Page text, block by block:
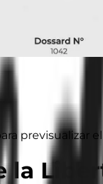
previsualizar
la